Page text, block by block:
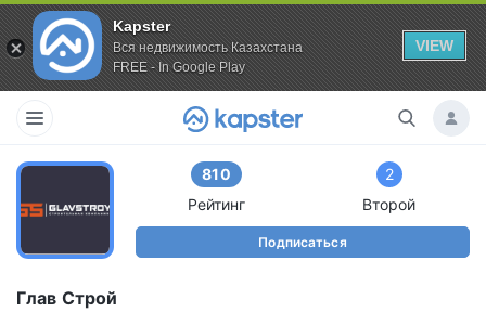
Kapster
Вся недвижимость Казахстана
FREE - In Google Play
VIEW
810
Рейтинг
2
Второй
Подписаться
Глав Строй